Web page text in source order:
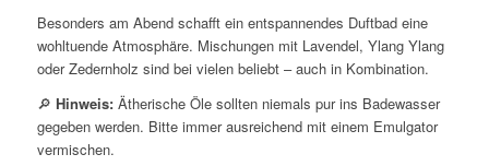
Besonders am Abend schafft ein entspannendes Duftbad eine
wohltuende Atmosphäre. Mischungen mit Lavendel, Ylang Ylang
oder Zedernholz sind bei vielen beliebt – auch in Kombination.
🔎 Hinweis:Ätherische Öle sollten niemals pur ins Badewasser
gegeben werden. Bitte immer ausreichend mit einem Emulgator
vermischen.